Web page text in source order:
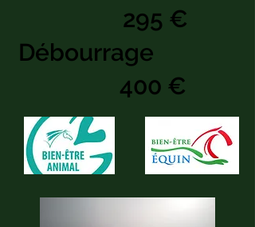
295 €
Débourrage
400 €